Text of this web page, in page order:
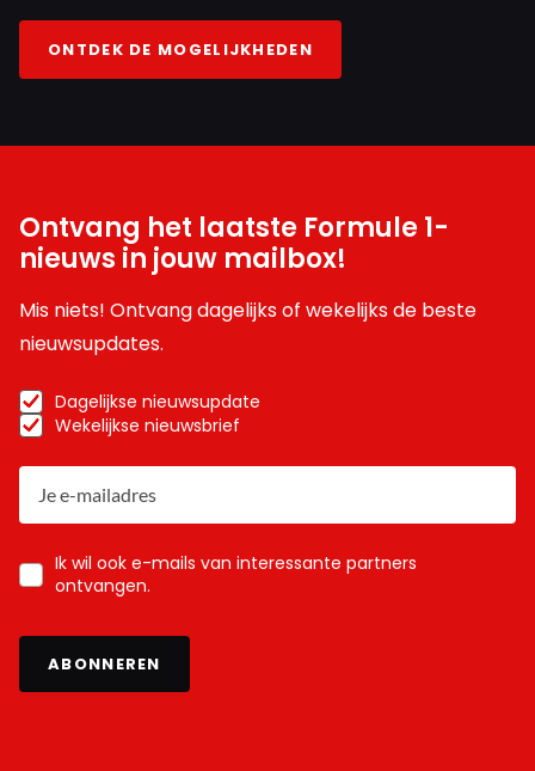
ONTDEK DE MOGELIJKHEDEN
Ontvang het laatste Formule 1-
nieuws in jouw mailbox!
Mis niets! Ontvang dagelijks of wekelijks de beste
nieuwsupdates.
Dagelijkse nieuwsupdate
Wekelijkse nieuwsbrief
Ik wil ook e-mails van interessante partners
ontvangen.
ABONNEREN